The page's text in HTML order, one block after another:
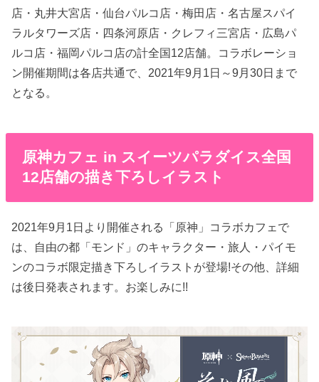
店・丸井大宮店・仙台パルコ店・梅田店・名古屋スパイ
ラルタワーズ店・四条河原店・クレフィ三宮店・広島パ
ルコ店・福岡パルコ店の計全国12店舗。コラボレーショ
ン開催期間は各店共通で、2021年9月1日～9月30日まで
となる。
原神カフェ in スイーツパラダイス全国
12店舗の描き下ろしイラスト
2021年9月1日より開催される「原神」コラボカフェで
は、自由の都「モンド」のキャラクター・旅人・パイモ
ンのコラボ限定描き下ろしイラストが登場!その他、詳細
は後日発表されます。お楽しみに!!